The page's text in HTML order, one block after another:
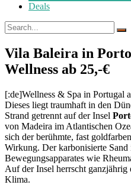
Deals
Vila Baleira in
Wellness ab 25,-€
[:de]Wellness & Spa in Portugal
Dieses liegt traumhaft in den
Strand getrennt auf der Insel
von Madeira im Atlantischen
sich der berühmte, fast
Wirkung. Der karbonisierte Sand
Bewegungsapparates wie
Auf der Insel herrscht ganzjährig
Klima.